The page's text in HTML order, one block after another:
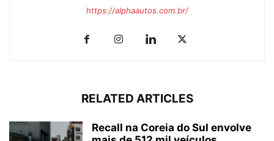
https://alphaautos.com.br/
RELATED ARTICLES
Recall na Coreia do Sul envolve